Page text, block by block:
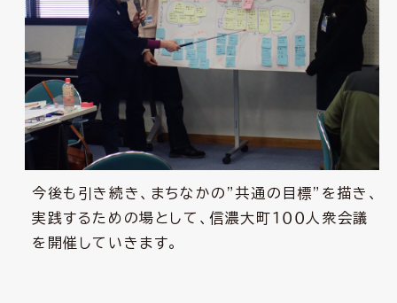
今後も引き続き、まちなかの”共通の目標”を描き、
実践するための場として、信濃大町１００人衆会議
を開催していきます。